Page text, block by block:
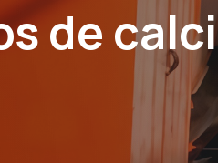
de